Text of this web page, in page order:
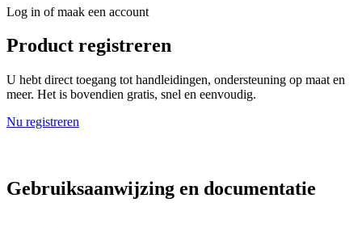
Log in of maak een account
Product registreren
U hebt direct toegang tot handleidingen, ondersteuning op maat en
meer. Het is bovendien gratis, snel en eenvoudig.
Nu registreren
Gebruiksaanwijzing en documentatie